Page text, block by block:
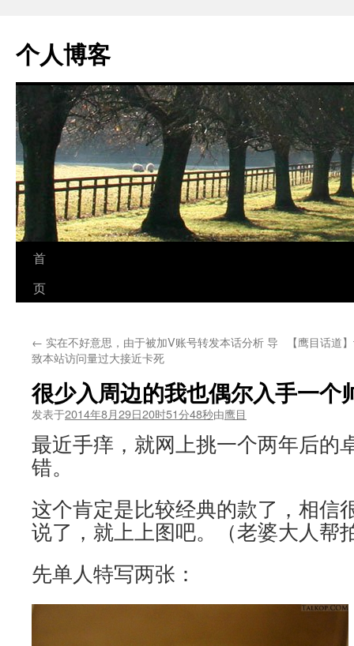
个人博客
跳
至
文
首
页
← 实在不好意思，由于被加V账号转发本话分析 导
致本站访问量过大接近卡死
【鹰目话道
很少入周边的我也偶尔入手一个
发表于2014年8月29日20时51分48秒由鹰目
最近手痒，就网上挑一个两年后的
错。
这个肯定是比较经典的款了，相信
说了，就上上图吧。（老婆大人帮
先单人特写两张：